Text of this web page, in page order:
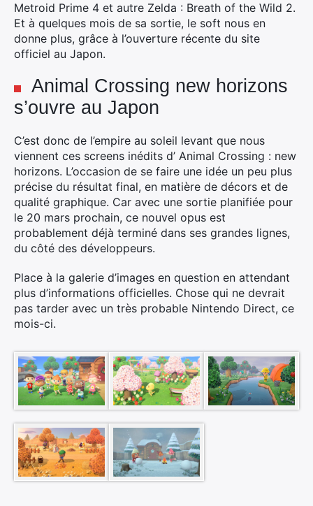
Metroid Prime 4 et autre Zelda : Breath of the Wild 2.
Et à quelques mois de sa sortie, le soft nous en
donne plus, grâce à l’ouverture récente du site
officiel au Japon.
Animal Crossing new horizons
s’ouvre au Japon
C’est donc de l’empire au soleil levant que nous
viennent ces screens inédits d’ Animal Crossing : new
horizons. L’occasion de se faire une idée un peu plus
précise du résultat final, en matière de décors et de
qualité graphique. Car avec une sortie planifiée pour
le 20 mars prochain, ce nouvel opus est
probablement déjà terminé dans ses grandes lignes,
du côté des développeurs.
Place à la galerie d’images en question en attendant
plus d’informations officielles. Chose qui ne devrait
pas tarder avec un très probable Nintendo Direct, ce
mois-ci.